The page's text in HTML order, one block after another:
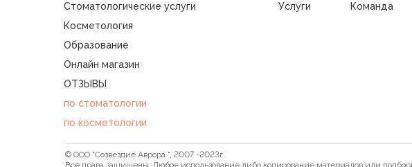
Стоматологические услуги
Косметология
Образование
Онлайн магазин
Услуги Команда
© ООО "Созвездие Аврора ", 2007 -2023г.
Все права защищены. Любое использование либо копирование материалов или
ОТЗЫВЫ
по стоматологии
по косметологии